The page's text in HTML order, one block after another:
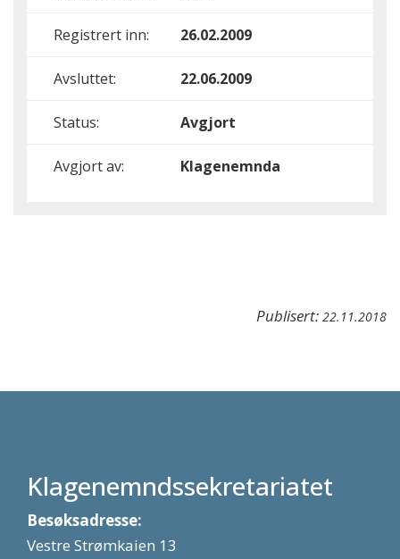
Registrert inn: 26.02.2009
Avsluttet: 22.06.2009
Status: Avgjort
Avgjort av: Klagenemnda
Publisert: 22.11.2018
Klagenemndssekretariatet
Besøksadresse:
Vestre Strømkaien 13